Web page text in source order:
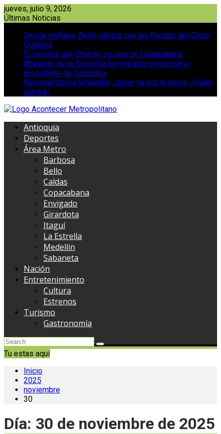
Saltar
al
jueves, julio 9, 2026
Últimas Noticias
Desde mañana, Bello vibrará con las Fiestas del Cerro
Quitasol
El Festival del Chorizo se vive en Copacabana
Abelardo de la Espriella fue elegido como nuevo
presidente de Colombia
Nacional busca la hazaña, Junior va por la gloria ¿Quién
ganará?
Antioquia
Deportes
Área Metro
Barbosa
Bello
Caldas
Copacabana
Envigado
Girardota
Itaguí
La Estrella
Medellín
Sabaneta
Nación
Entretenimiento
Cultura
Estrenos
Turismo
Gastronomía
Tu estas aquí
Inicio
2025
noviembre
30
Día: 30 de noviembre de 2025